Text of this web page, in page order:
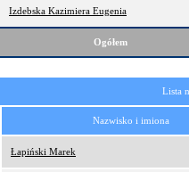
Izdebska Kazimiera Eugenia
Ogółem
Lista
Nazwisko i imiona
Łapiński Marek